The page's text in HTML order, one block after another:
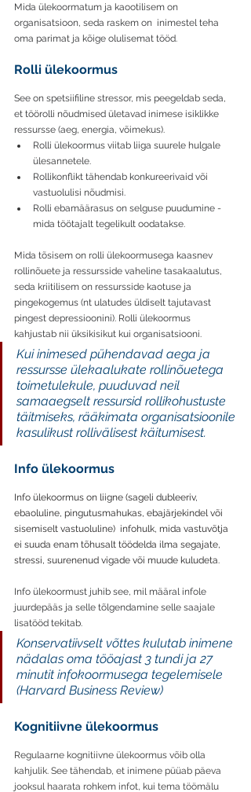
Mida ülekoormatum ja kaootilisem on
organisatsioon, seda raskem on  inimestel teha
oma parimat ja kõige olulisemat tööd.
Rolli ülekoormus
See on spetsiifiline stressor, mis peegeldab seda,
et töörolli nõudmised ületavad inimese isiklikke
ressursse (aeg, energia, võimekus).
Rolli ülekoormus viitab liiga suurele hulgale
ülesannetele.
Rollikonflikt tähendab konkureerivaid või
vastuolulisi nõudmisi.
Rolli ebamäärasus on selguse puudumine -
mida töötajalt tegelikult oodatakse.
Mida tõsisem on rolli ülekoormusega kaasnev
rollinõuete ja ressursside vaheline tasakaalutus,
seda kriitilisem on ressursside kaotuse ja
pingekogemus (nt ulatudes üldiselt tajutavast
pingest depressioonini). Rolli ülekoormus
kahjustab nii üksikisikut kui organisatsiooni.
Kui inimesed pühendavad aega ja
ressursse ülekaalukate rollinõuetega
toimetulekule, puuduvad neil
samaaegselt ressursid rollikohustuste
täitmiseks, rääkimata organisatsioonile
kasulikust rollivälisest käitumisest.
Info ülekoormus
Info ülekoormus on liigne (sageli dubleeriv,
ebaoluline, pingutusmahukas, ebajärjekindel või
sisemiselt vastuoluline)  infohulk, mida vastuvõtja
ei suuda enam tõhusalt töödelda ilma segajate,
stressi, suurenenud vigade või muude kuludeta.
Info ülekoormust juhib see, mil määral infole
juurdepääs ja selle tõlgendamine selle saajale
lisatööd tekitab.
Konservatiivselt võttes kulutab inimene
nädalas oma tööajast 3 tundi ja 27
minutit infokoormusega tegelemisele
(Harvard Business Review)
Kognitiivne ülekoormus
Regulaarne kognitiivne ülekoormus võib olla
kahjulik. See tähendab, et inimene püüab päeva
jooksul haarata rohkem infot, kui tema töömälu